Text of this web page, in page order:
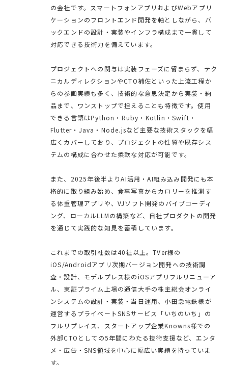
の会社です。スマートフォンアプリおよびWebアプリ
ケーションのフロントエンド開発を軸としながら、バ
ックエンドの設計・実装やインフラ構成まで一貫して
対応できる技術力を備えています。
プロジェクトへの関与は実装フェーズに留まらず、テク
ニカルディレクションやCTO補佐といった上流工程か
らの参画実績も多く、技術的な意思決定から実装・納
品まで、ワンストップで担えることも特徴です。使用
できる言語はPython・Ruby・Kotlin・Swift・
Flutter・Java・Node.jsなど主要な技術スタックを幅
広くカバーしており、プロジェクトの性質や既存シス
テムの構成に合わせた柔軟な対応が可能です。
また、2025年後半よりAI活用・AI組み込み開発にも本
格的に取り組み始め、食事写真からカロリーを推測す
る体重管理アプリや、VJソフト開発のバイブコーディ
ング、ローカルLLMの構築など、自社プロダクトの開発
を通じて実践的な知見を蓄積しています。
これまでの取引社数は40社以上。TVer様の
iOS/Androidアプリ次期バージョン開発への技術調
査・設計、モデルプレス様のiOSアプリフルリニューア
ル、東証プライム上場の通信大手の株主総会オンライ
ンシステムの設計・実装・当日運用、小田急電鉄様が
運営するプライベートSNSサービス「いちのいち」の
フルリプレイス、スタートアップ企業Knowns様での
外部CTOとしての5年間にわたる技術支援など、エンタ
メ・広告・SNS領域を中心に幅広い実績を持っていま
す。